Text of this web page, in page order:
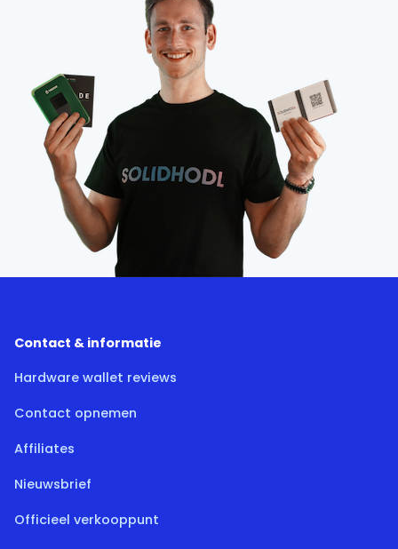
Contact & informatie
Hardware wallet reviews
Contact opnemen
Affiliates
Nieuwsbrief
Officieel verkooppunt